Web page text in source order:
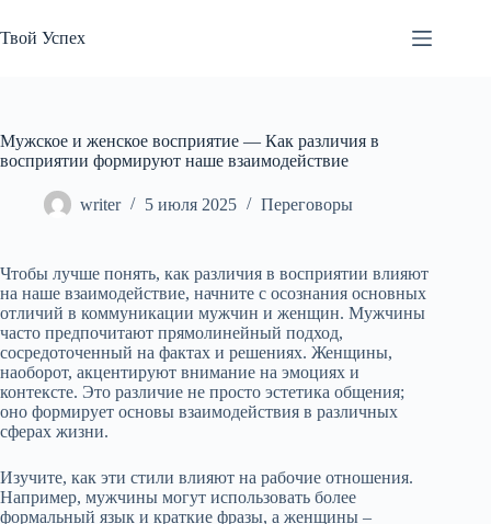
к
сути
Твой Успех
Мужское и женское восприятие — Как различия в
восприятии формируют наше взаимодействие
writer 5 июля 2025 Переговоры
Чтобы лучше понять, как различия в восприятии влияют
на наше взаимодействие, начните с осознания основных
отличий в коммуникации мужчин и женщин. Мужчины
часто предпочитают прямолинейный подход,
сосредоточенный на фактах и решениях. Женщины,
наоборот, акцентируют внимание на эмоциях и
контексте. Это различие не просто эстетика общения;
оно формирует основы взаимодействия в различных
сферах жизни.
Изучите, как эти стили влияют на рабочие отношения.
Например, мужчины могут использовать более
формальный язык и краткие фразы, а женщины –